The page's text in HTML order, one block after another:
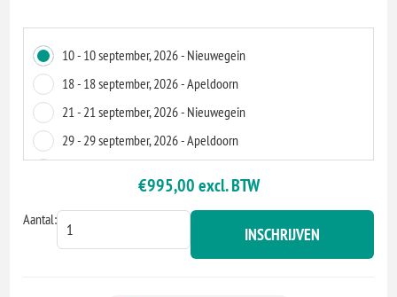
10 - 10 september, 2026 - Nieuwegein
18 - 18 september, 2026 - Apeldoorn
21 - 21 september, 2026 - Nieuwegein
29 - 29 september, 2026 - Apeldoorn
02 - 2 november, 2026 - 's-Hertogenbosch
03 - 3 november, 2026 - Nieuwegein
10 - 10 november, 2026 - Nieuwegein
€995,00 excl. BTW
Aantal:
INSCHRIJVEN